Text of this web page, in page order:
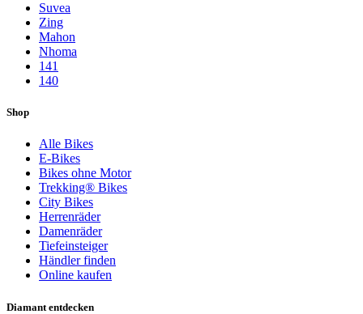
Suvea
Zing
Mahon
Nhoma
141
140
Shop
Alle Bikes
E-Bikes
Bikes ohne Motor
Trekking® Bikes
City Bikes
Herrenräder
Damenräder
Tiefeinsteiger
Händler finden
Online kaufen
Diamant entdecken